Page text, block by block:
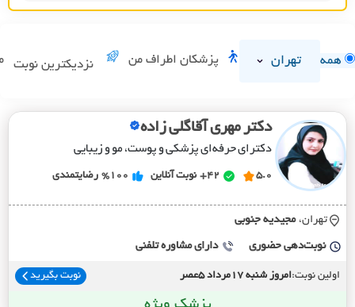
همه تهران پزشکان اطراف من نزدیکترین نوبت
دکتر مهری آقاگلی زاده
دکترای حرفه‌ای پزشکی و پوست، مو و زیبایی
5.0
42+ نوبت آنلاین %100 رضایتمندی
تهران، مجيديه جنوبي
نوبت‌دهی حضوری دارای مشاوره تلفنی
اولین نوبت:امروز شنبه 17مرداد 5عصر نوبت بگیرید